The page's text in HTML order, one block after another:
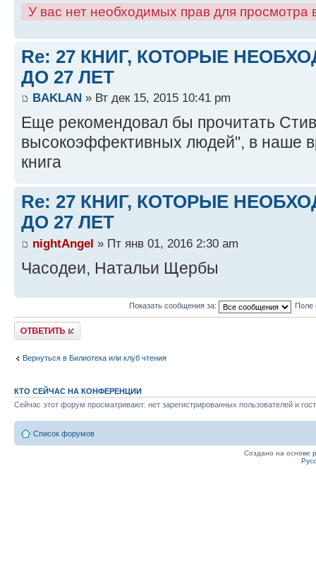
У вас нет необходимых прав для
Re: 27 КНИГ, КОТОРЫЕ
ДО 27 ЛЕТ
BAKLAN » Вт дек 15, 2015 10:41 pm
Еще рекомендовал бы прочитать
высокоэффективных людей", в наше
книга
Re: 27 КНИГ, КОТОРЫЕ
ДО 27 ЛЕТ
nightAngel » Пт янв 01, 2016 2:30 am
Часодеи, Натальи Щербы
Показать сообщения за: Поле
Ответить
Вернуться в Билиотека или клуб чтения
КТО СЕЙЧАС НА КОНФЕРЕНЦИИ
Сейчас этот форум просматривают: нет зарегистрированных пользователей и
Список форумов
Создано на основе